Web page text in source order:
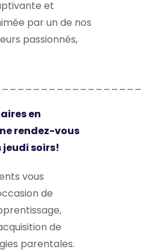
et
par un de nos
passionnés,
en
rendez-vous
jeudi soirs!
vous
de
de
parentales.